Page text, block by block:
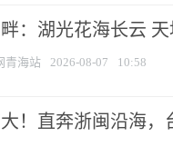
：湖光花海长云
青海站 2026-08-07 10:58
！直奔浙闽沿海，